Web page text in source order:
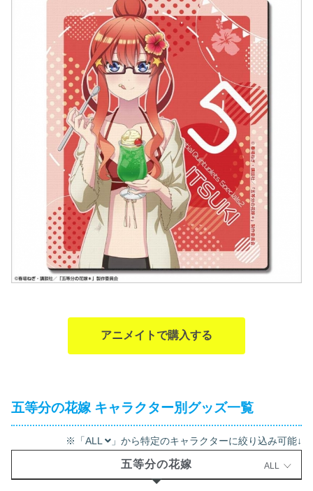
アニメイトで購入する
五等分の花嫁 キャラクター別グッズ一覧
※「ALL 」から特定のキャラクターに絞り込み可能↓
五等分の花嫁 ALL